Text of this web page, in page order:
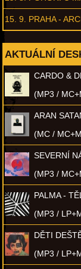
15. 9. PRAHA -
AKTUÁLNÍ
CARDO &
(MP3 /
ARAN
(MC /
SEVERNÍ
(MP3 /
PALMA -
(MP3 /
DĚTI
(MP3 /